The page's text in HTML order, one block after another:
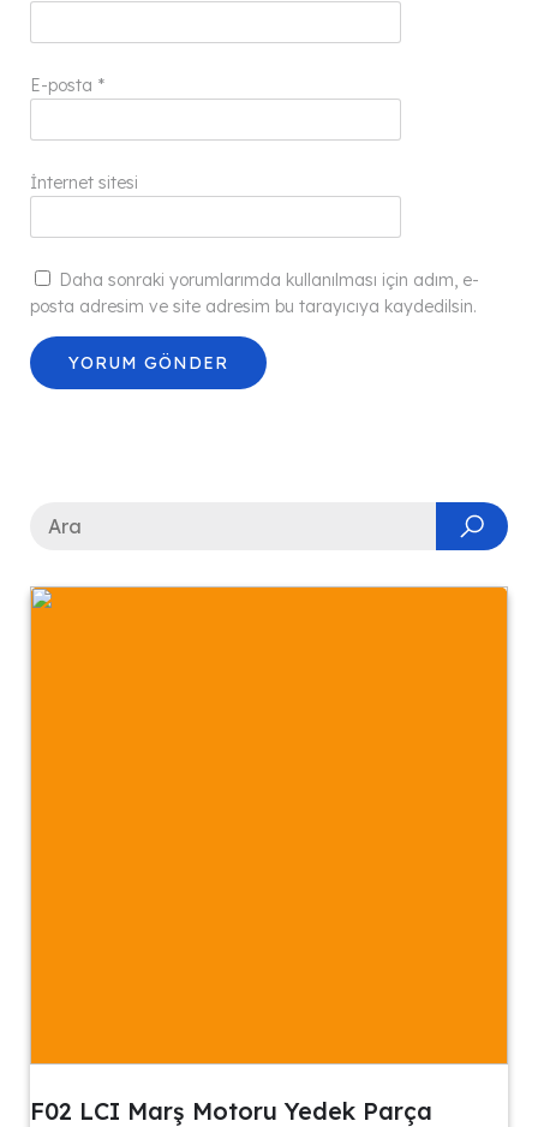
E-posta *
İnternet sitesi
Daha sonraki yorumlarımda kullanılması için adım, e-
posta adresim ve site adresim bu tarayıcıya kaydedilsin.
F02 LCI Marş Motoru Yedek Parça